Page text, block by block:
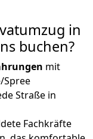
in
buchen?
mit
Spree
Straße in
Fachkräfte